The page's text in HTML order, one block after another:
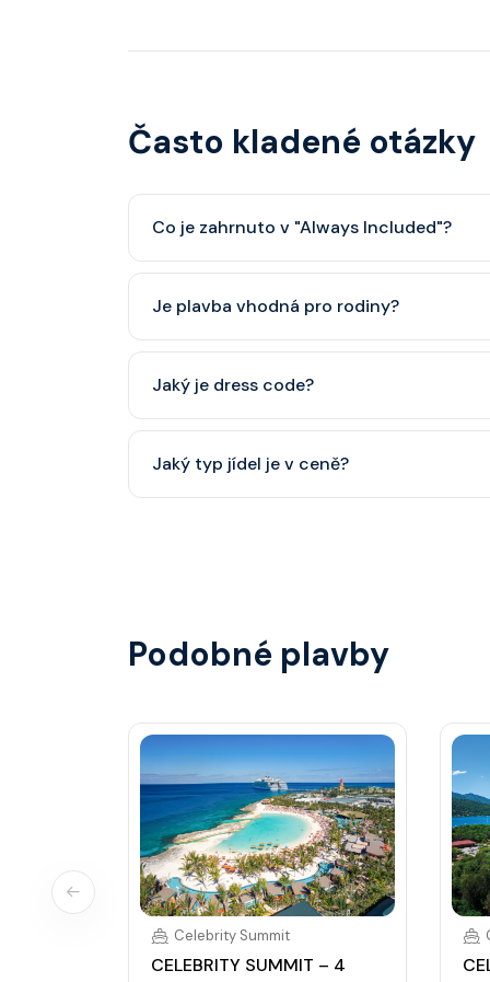
Často kladené otázky
Co je zahrnuto v "Always Included"?
Je plavba vhodná pro rodiny?
dětský klub (od 3 let).
Jaký je dress code?
smoking.
Jaký typ jídel je v ceně?
Podobné plavby
Celebrity Summit
CELEBRITY SUMMIT – 4